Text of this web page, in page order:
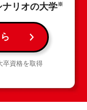
リオの大学※
卒資格を取得